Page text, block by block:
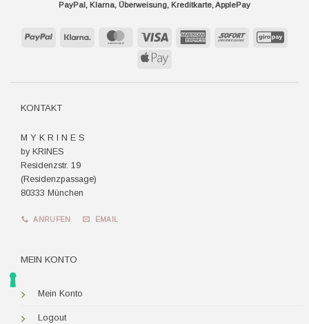
PayPal, Klarna, Überweisung, Kreditkarte, ApplePay
PayPal Klarna MasterCard Visa
AmericanSofort
Apple
KONTAKT
M Y K R I N E S
by KRINES
Residenzstr. 19
(Residenzpassage)
80333 München
ANRUFEN EMAIL
MEIN KONTO
Mein Konto
Logout